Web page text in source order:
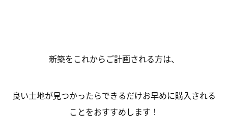
新築をこれからご計画される方は、
良い土地が見つかったらできるだけお早めに購入される
ことをおすすめします！